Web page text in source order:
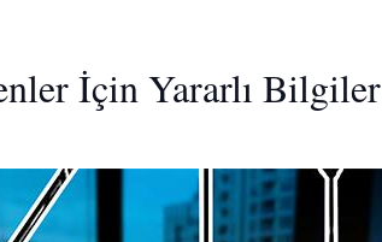
İçin Yararlı Bilgiler